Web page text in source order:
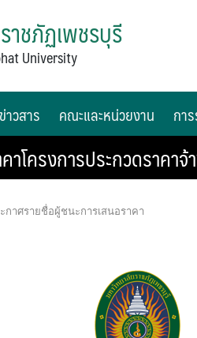
าชภัฏเพชรบุรี
University
ข่าวสาร คณะและหน่วยงาน กา
าโครงการประกวดราค
กาศรายชื่อผู้ชนะการเสนอราคา